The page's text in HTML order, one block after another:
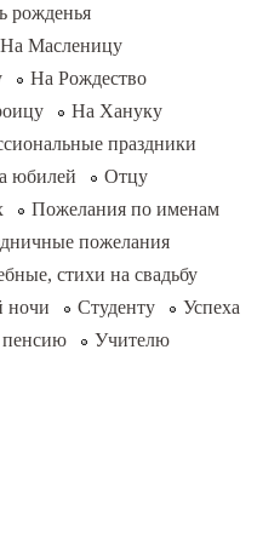
рожденья
На Масленицу
На Рождество
На Хануку
праздники
юбилей
Отцу
Пожелания по именам
пожелания
стихи на свадьбу
ночи Студенту
Успеха
Учителю